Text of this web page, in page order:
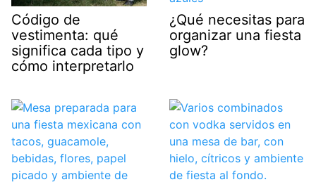
Código de
vestimenta: qué
significa cada tipo y
cómo interpretarlo
¿Qué necesitas para
organizar una fiesta
glow?